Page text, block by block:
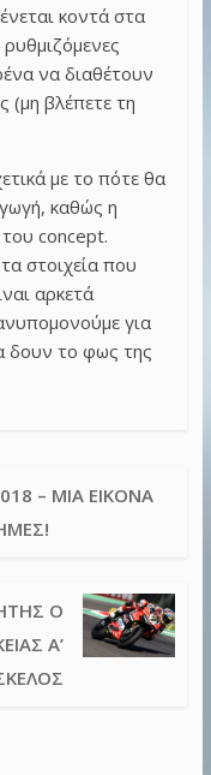
κοντά στα
να διαθέτουν
(μη βλέπετε τη
με το πότε θα
καθώς η
του concept.
στοιχεία που
αρκετά
για
δουν το φως της
– ΜΙΑ ΕΙΚΌΝΑ
Ο
Α’